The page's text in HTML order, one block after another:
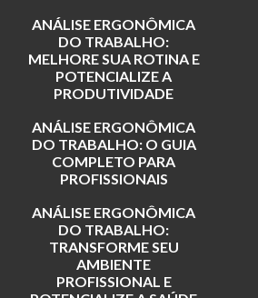
ANÁLISE ERGONÔMICA
DO TRABALHO:
MELHORE SUA ROTINA E
POTENCIALIZE A
PRODUTIVIDADE
ANÁLISE ERGONÔMICA
DO TRABALHO: O GUIA
COMPLETO PARA
PROFISSIONAIS
ANÁLISE ERGONÔMICA
DO TRABALHO:
TRANSFORME SEU
AMBIENTE
PROFISSIONAL E